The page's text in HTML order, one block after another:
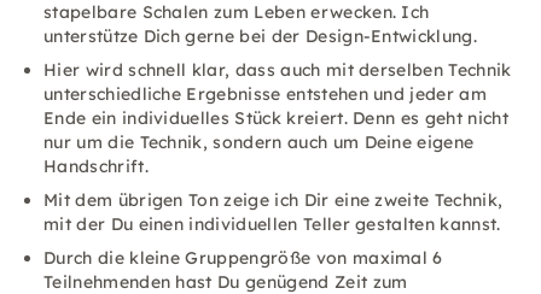
stapelbare Schalen zum Leben erwecken. Ich
unterstütze Dich gerne bei der Design-Entwicklung.
Hier wird schnell klar, dass auch mit derselben Technik
unterschiedliche Ergebnisse entstehen und jeder am
Ende ein individuelles Stück kreiert. Denn es geht nicht
nur um die Technik, sondern auch um Deine eigene
Handschrift.
Mit dem übrigen Ton zeige ich Dir eine zweite Technik,
mit der Du einen individuellen Teller gestalten kannst.
Durch die kleine Gruppengröße von maximal 6
Teilnehmenden hast Du genügend Zeit zum